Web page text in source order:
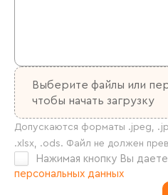
Выберите файлы или
чтобы начать загрузку
Нажимая кнопку Вы даете
персональных данных